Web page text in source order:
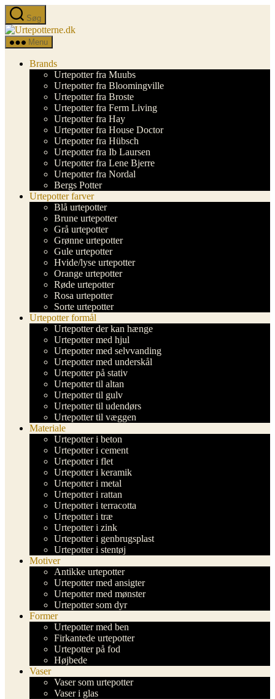
Spring
til
indholdet
Søg
Urtepotterne.dk
Menu
Brands
Urtepotter fra Muubs
Urtepotter fra Bloomingville
Urtepotter fra Broste
Urtepotter fra Ferm Living
Urtepotter fra Hay
Urtepotter fra House Doctor
Urtepotter fra Hübsch
Urtepotter fra Ib Laursen
Urtepotter fra Lene Bjerre
Urtepotter fra Nordal
Bergs Potter
Urtepotter farver
Blå urtepotter
Brune urtepotter
Grå urtepotter
Grønne urtepotter
Gule urtepotter
Hvide/lyse urtepotter
Orange urtepotter
Røde urtepotter
Rosa urtepotter
Sorte urtepotter
Urtepotter formål
Urtepotter der kan hænge
Urtepotter med hjul
Urtepotter med selvvanding
Urtepotter med underskål
Urtepotter på stativ
Urtepotter til altan
Urtepotter til gulv
Urtepotter til udendørs
Urtepotter til væggen
Materiale
Urtepotter i beton
Urtepotter i cement
Urtepotter i flet
Urtepotter i keramik
Urtepotter i metal
Urtepotter i rattan
Urtepotter i terracotta
Urtepotter i træ
Urtepotter i zink
Urtepotter i genbrugsplast
Urtepotter i stentøj
Motiver
Antikke urtepotter
Urtepotter med ansigter
Urtepotter med mønster
Urtepotter som dyr
Former
Urtepotter med ben
Firkantede urtepotter
Urtepotter på fod
Højbede
Vaser
Vaser som urtepotter
Vaser i glas